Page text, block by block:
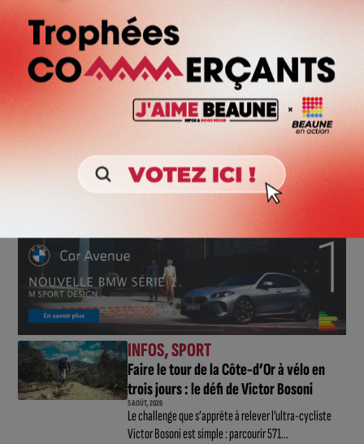
Le concept Wine Kiss arrive à Beaune pour une soirée mêlant
vin, cocktails et musique dans une ambiance résolument
festive. Le jeudi 30 avril, le Bambou Cocktail Club accueille
cet événement pensé pour la génération...
INFOS,SPORT
Faire le tour de la Côte-d’Or à vélo en
trois jours : le défi de Victor Bosoni
5 AOÛT, 2026
Le challenge que s’apprête à relever l’ultra-cycliste
Victor Bosoni est simple : parcourir 571...